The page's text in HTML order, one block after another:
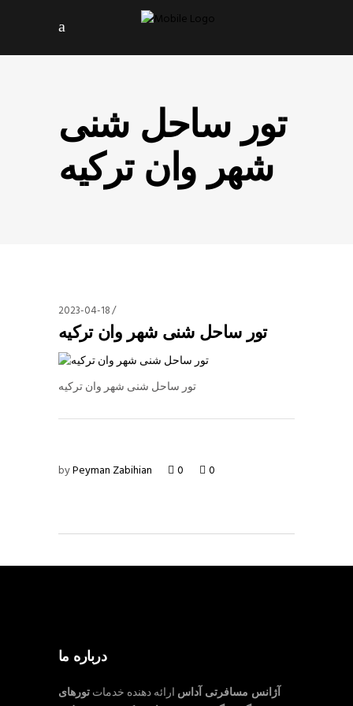
تور ساحل شنی
شهر وان ترکیه
2023-04-18
تور ساحل شنی شهر وان ترکیه
تور ساحل شنی شهر وان ترکیه
byPeyman Zabihian 0 0
درباره ما
آژانس مسافرتی آداس ارائه دهنده خدماتتورهای